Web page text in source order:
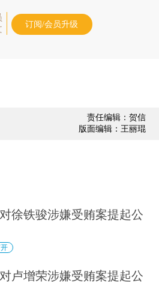
订阅/会员升级
责任编辑：贺信
版面编辑：王丽琨
徐铁骏涉嫌受贿案提起公
卢增荣涉嫌受贿案提起公